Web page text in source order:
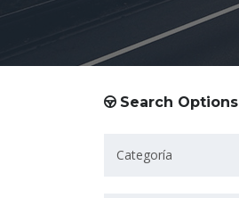
Search Options
Categoría